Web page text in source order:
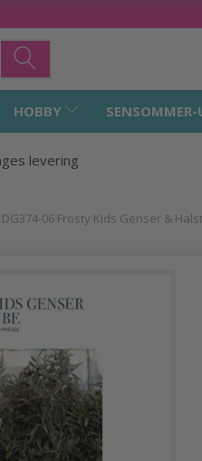
HOBBY SENSOMMER-
levering
DG374-06 Frosty Kids Genser &